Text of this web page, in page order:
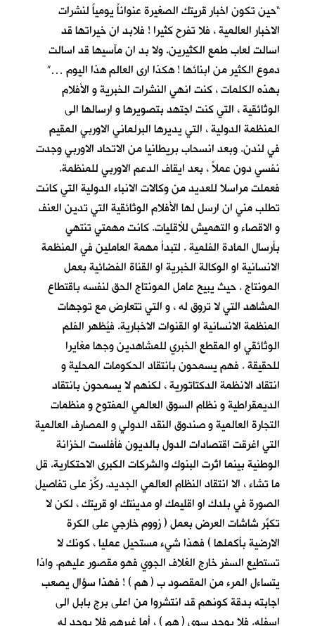
“حين تكون اخبار قريتك الصغيرة عنواناً يومياً لنشرات
الاخبار العالمية ، فلا تفرح كثيرا ! فلابد ان خيراتها قد
اسالت لعاب طمع الكثيرين. ولا بد ان مآسيها قد اسالت
دموع الكثير من ابنائها ! هكذا ارى العالم هذا اليوم …”
بهذه الكلمات ، كنت انهي النشرات الخبرية و الأفلام
الوثائقية ، التي كنت اجتهد بتصويرها و ارسالها الى
المنظمة الدولية ، التي يديرها البرلماني الاوربي المقيم
في لندن. وبعد انسحاب بريطانيا من الاتحاد الاوربي وجدت
نفسي دون عملاً ، بعد ايقاف الدعم الاوربي للمنظمة.
فعملت مراسلا للعديد من وكالات الانباء الدولية التي كانت
تطلب مني ان ارسل لها الأفلام الوثائقية التي تدين العنف
و الاقصاء و التهميش للأقليات. كانت مهمتي تنتهي
بأرسال المادة الفلمية . لتبدأ مهمة العاملين في المنظمة
الانسانية او الوكالة الخبرية او القناة الفضائية بعمل
المونتاج . حيث يبيح عامل المونتاج الحق لنفسه باقتطاع
المشاهد التي لا تروق له ، و التي تتعارض مع توجهات
المنظمة الانسانية او القنوات الاخبارية. فيُظهر الفلم
الوثائقي او المقطع الخبري للمشاهدين وجها مغايرا
للحقيقة . فهم يسمحون بانتقاد الحكومات المحلية و
انتقاد الانظمة الدكتاتورية ، لكنهم لا يسمحون بانتقاد
الديمقراطية و نظام السوق العالمي المفتوح و منظمات
التجارة العالمية و صندوق النقد الدولي و المصارف العالمية
التي اغرقت اقتصادات الدول بالديون فأفلست الخزانة
الوطنية بينما اثرت البنوك والشركات الكبرى الاحتكارية. قل
ما تشاء ، الا انتقاد النظام العالمي الجديد. ركِّز على تفاصيل
الصورة في بلدك او اقليمك او مدينتك او قريتك ، لكن لا
تكبِّر شاشات العرض بعمل ( زووم خارجي على الكرة
الارضية بأكملها ) فهذا شيء مستحيل عمليا ، كونك لا
تستطيع السفر خارج الغلاف الجوي فهو مقصور عليهم. واذا
يتساءل المرء من المقصود ب ( هم ) ! فهذا سؤال يصعب
اجابته بدقة كونهم قد انتشروا من اعلى برج بابل الى